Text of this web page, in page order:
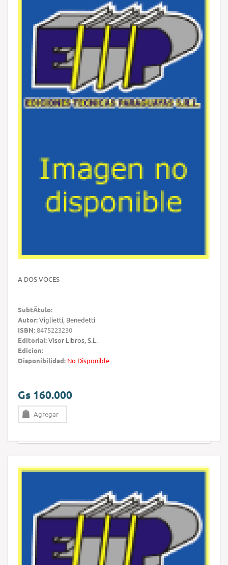
A DOS VOCES
SubtÃ­tulo:
Autor:Viglietti, Benedetti
ISBN:8475223230
Editorial:Visor Libros, S.L.
Edicion:
Disponibilidad: No Disponible
Gs 160.000
Agregar